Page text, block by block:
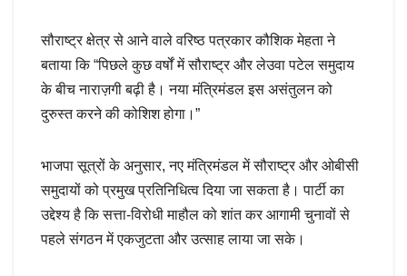
सौराष्ट्र क्षेत्र से आने वाले वरिष्ठ पत्रकार कौशिक मेहता ने
बताया कि “पिछले कुछ वर्षों में सौराष्ट्र और लेउवा पटेल समुदाय
के बीच नाराज़गी बढ़ी है। नया मंत्रिमंडल इस असंतुलन को
दुरुस्त करने की कोशिश होगा।”
भाजपा सूत्रों के अनुसार, नए मंत्रिमंडल में सौराष्ट्र और ओबीसी
समुदायों को प्रमुख प्रतिनिधित्व दिया जा सकता है। पार्टी का
उद्देश्य है कि सत्ता-विरोधी माहौल को शांत कर आगामी चुनावों से
पहले संगठन में एकजुटता और उत्साह लाया जा सके।